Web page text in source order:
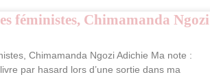
féministes, Chimamanda Ngozi
Chimamanda Ngozi Adichie Ma note :
par hasard lors d’une sortie dans ma